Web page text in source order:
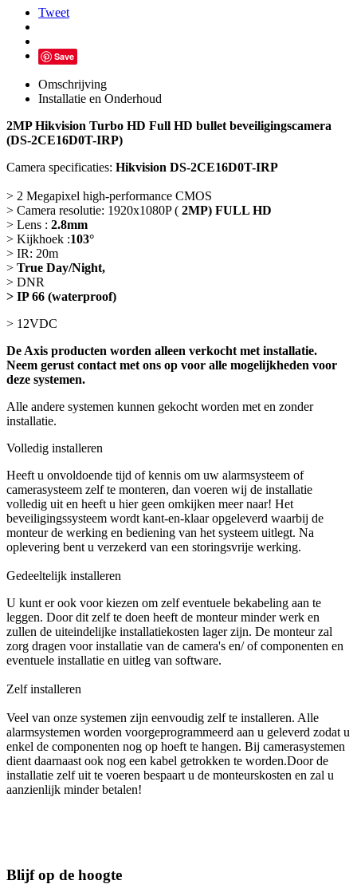
Tweet
Save
Omschrijving
Installatie en Onderhoud
2MP Hikvision Turbo HD Full HD bullet beveiligingscamera
(DS-2CE16D0T-IRP)
Camera specificaties: Hikvision DS-2CE16D0T-IRP
> 2 Megapixel high-performance CMOS
> Camera resolutie: 1920x1080P ( 2MP) FULL HD
> Lens : 2.8mm
> Kijkhoek :103°
> IR: 20m
> True Day/Night,
> DNR
> IP 66 (waterproof)
> 12VDC
De Axis producten worden alleen verkocht met installatie.
Neem gerust contact met ons op voor alle mogelijkheden voor
deze systemen.
Alle andere systemen kunnen gekocht worden met en zonder
installatie.
Volledig installeren
Heeft u onvoldoende tijd of kennis om uw alarmsysteem of
camerasysteem zelf te monteren, dan voeren wij de installatie
volledig uit en heeft u hier geen omkijken meer naar! Het
beveiligingssysteem wordt kant-en-klaar opgeleverd waarbij de
monteur de werking en bediening van het systeem uitlegt. Na
oplevering bent u verzekerd van een storingsvrije werking.
Gedeeltelijk installeren
U kunt er ook voor kiezen om zelf eventuele bekabeling aan te
leggen. Door dit zelf te doen heeft de monteur minder werk en
zullen de uiteindelijke installatiekosten lager zijn. De monteur zal
zorg dragen voor installatie van de camera's en/ of componenten en
eventuele installatie en uitleg van software.
Zelf installeren
Veel van onze systemen zijn eenvoudig zelf te installeren. Alle
alarmsystemen worden voorgeprogrammeerd aan u geleverd zodat u
enkel de componenten nog op hoeft te hangen. Bij camerasystemen
dient daarnaast ook nog een kabel getrokken te worden.Door de
installatie zelf uit te voeren bespaart u de monteurskosten en zal u
aanzienlijk minder betalen!
Blijf op de hoogte